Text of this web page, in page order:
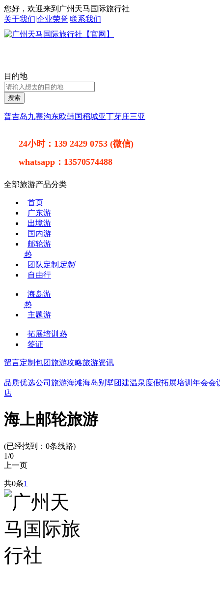
您好，欢迎来到广州天马国际旅行社
关于我们|企业荣誉|联系我们
目的地
搜索
普吉岛九寨沟东欧韩国稻城亚丁芽庄三亚
24小时： 139 2429 0753 (微信)
whatsapp： 13570574488
全部旅游产品分类
首页
广东游
出境游
国内游
邮轮游
热
团队定制 定制
自由行
海岛游
热
主题游
拓展培训 热
签证
留言定制包团旅游攻略旅游资讯
品质优选公司旅游海滩海岛别墅团建温泉度假拓展培训 年会会
店
海上邮轮旅游
(已经找到： 0条线路)
1/0
上一页
共0条1